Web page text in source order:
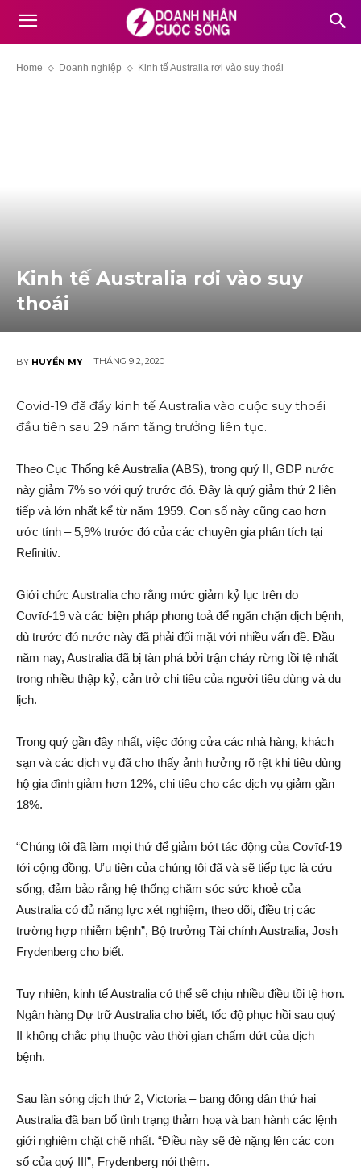
Home Doanh nghiệp Kinh tế Australia rơi vào suy thoái
Kinh tế Australia rơi vào suy
thoái
BY HUYỀN MY THÁNG 9 2, 2020
Covid-19 đã đẩy kinh tế Australia vào cuộc suy thoái
đầu tiên sau 29 năm tăng trưởng liên tục.
Theo Cục Thống kê Australia (ABS), trong quý II, GDP nước
này giảm 7% so với quý trước đó. Đây là quý giảm thứ 2 liên
tiếp và lớn nhất kể từ năm 1959. Con số này cũng cao hơn
ước tính – 5,9% trước đó của các chuyên gia phân tích tại
Refinitiv.
Giới chức Australia cho rằng mức giảm kỷ lục trên do
Coѵīɗ-19 và các biện pháp phong toả để ngăn chặn dịc‌h bện‌h,
dù trước đó nước này đã phải đối mặt với nhiều vấn đề. Đầu
năm nay, Australia đã bị tàn phá bởi trận cháy rừng tồi tệ nhất
trong nhiều thập kỷ, cản trở chi tiêu của người tiêu dùng và du
lịch.
Trong quý gần đây nhất, việc đóng cửa các nhà hàng, khách
sạn và các dịc‌h vụ đã cho thấy ảnh hưởng rõ rệt khi tiêu dùng
hộ gia đình giảm hơn 12%, chi tiêu cho các dịc‌h vụ giảm gần
18%.
“Chúng tôi đã làm mọi thứ để giảm bớt tác động của Coѵīɗ-19
tới cộng đồng. Ưu tiên của chúng tôi đã và sẽ tiếp tục là cứu
sống, đảm bảo rằng hệ thống chăm sóc sức khoẻ của
Australia có đủ năng lực xé‌t ngh‌iệm, theo dõi, điều trị các
trường hợp nhi‌ễm bện‌h”, Bộ trưởng Tài chính Australia, Josh
Frydenberg cho biết.
Tuy nhiên, kinh tế Australia có thể sẽ chịu nhiều điều tồi tệ hơn.
Ngân hàng Dự trữ Australia cho biết, tốc độ phục hồi sau quý
II không chắc phụ thuộc vào thời gian chấm dứt của dịc‌h
bện‌h.
Sau làn sóng dịc‌h thứ 2, Victoria – bang đông dân thứ hai
Australia đã ban bố tình trạng thảm hoạ và ban hành các lệnh
giới nghiêm chặt chẽ nhất. “Điều này sẽ đè nặng lên các con
số c‌ּủa qυ‌ּý III”, Frydenberg nói thêm.